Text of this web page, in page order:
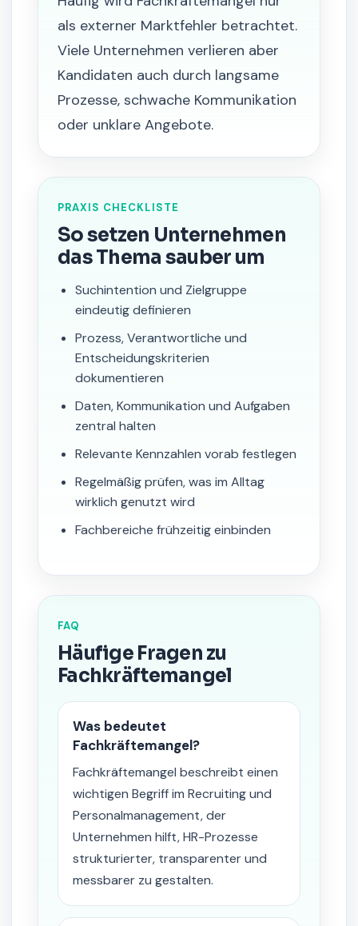
als externer Marktfehler betrachtet.
Viele Unternehmen verlieren aber
Kandidaten auch durch langsame
Prozesse, schwache Kommunikation
oder unklare Angebote.
PRAXIS CHECKLISTE
So setzen Unternehmen
das Thema sauber um
Suchintention und Zielgruppe
eindeutig definieren
Prozess, Verantwortliche und
Entscheidungskriterien
dokumentieren
Daten, Kommunikation und Aufgaben
zentral halten
Relevante Kennzahlen vorab festlegen
Regelmäßig prüfen, was im Alltag
wirklich genutzt wird
Fachbereiche frühzeitig einbinden
FAQ
Häufige Fragen zu
Fachkräftemangel
Was bedeutet
Fachkräftemangel?
Fachkräftemangel beschreibt einen
wichtigen Begriff im Recruiting und
Personalmanagement, der
Unternehmen hilft, HR-Prozesse
strukturierter, transparenter und
messbarer zu gestalten.